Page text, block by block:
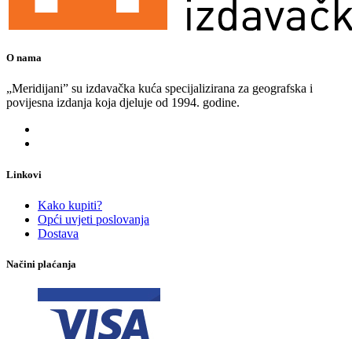
O nama
„Meridijani” su izdavačka kuća specijalizirana za geografska i
povijesna izdanja koja djeluje od 1994. godine.
Linkovi
Kako kupiti?
Opći uvjeti poslovanja
Dostava
Načini plaćanja